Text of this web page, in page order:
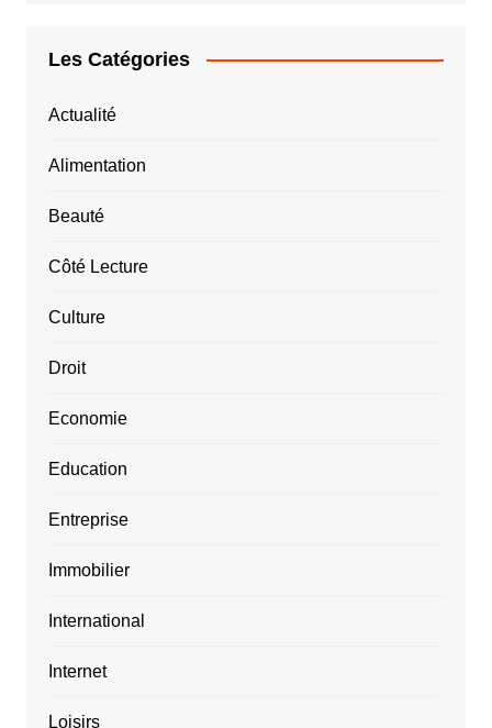
Les Catégories
Actualité
Alimentation
Beauté
Côté Lecture
Culture
Droit
Economie
Education
Entreprise
Immobilier
International
Internet
Loisirs